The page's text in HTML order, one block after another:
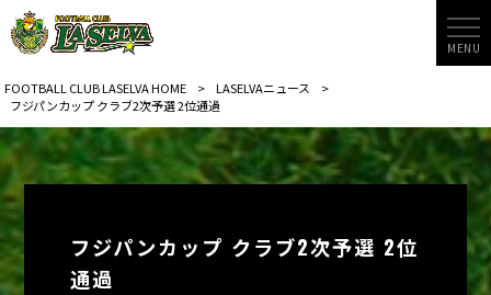
MENU
FOOTBALL CLUB LASELVA HOME > LASELVAニュース
>
フジパンカップ クラブ2次予選 2位通過
フジパンカップ クラブ2次予選 2位
通過